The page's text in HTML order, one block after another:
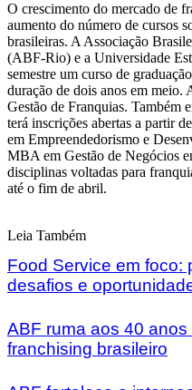
O crescimento do mercado de
aumento do número de cursos
brasileiras. A Associação
(ABF-Rio) e a Universidade
semestre um curso de
duração de dois anos em
Gestão de Franquias. Também
terá inscrições abertas a partir
em Empreendedorismo e
MBA em Gestão de Negócios
disciplinas voltadas para
até o fim de abril.
Leia Também
Food Service em foco:
desafios e
ABF ruma aos 40
franchising brasileiro